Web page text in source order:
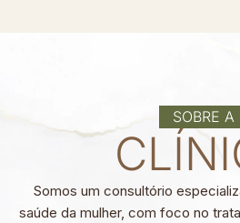
SOBRE A
Somos um consultório
saúde da mulher, com foco no